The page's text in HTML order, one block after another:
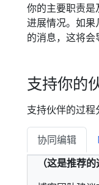
你的主要职责是
进展情况。如
的消息，这将会
支持你的
支持伙伴的过程
协同编辑
（这是推荐的